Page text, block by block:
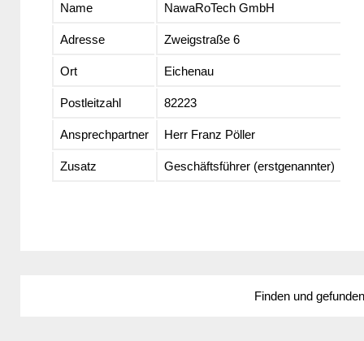
Name NawaRoTech GmbH
Adresse Zweigstraße 6
Ort Eichenau
Postleitzahl 82223
Ansprechpartner Herr Franz Pöller
Zusatz Geschäftsführer (erstgenannter)
Finden und